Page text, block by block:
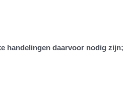
handelingen daarvoor nodig zijn;